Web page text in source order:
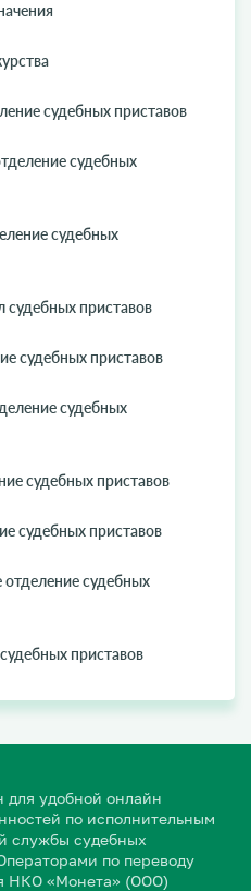
судебных приставов
судебных
судебных
судебных приставов
судебных приставов
судебных
судебных приставов
судебных приставов
судебных
приставов
для удобной онлайн
по исполнительным
службы судебных
по переводу
НКО «Монета» (ООО)